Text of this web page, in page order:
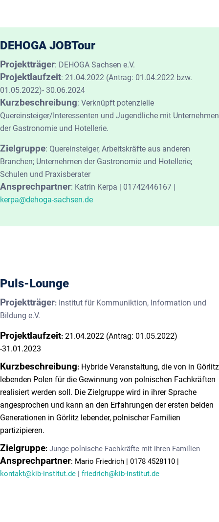
DEHOGA JOBTour
Projektträger: DEHOGA Sachsen e.V.
Projektlaufzeit: 21.04.2022 (Antrag: 01.04.2022 bzw.
01.05.2022)- 30.06.2024
Kurzbeschreibung: Verknüpft potenzielle
Quereinsteiger/Interessenten und Jugendliche mit Unternehmen
der Gastronomie und Hotellerie.
Zielgruppe: Quereinsteiger, Arbeitskräfte aus anderen
Branchen; Unternehmen der Gastronomie und Hotellerie;
Schulen und Praxisberater
Ansprechpartner: Katrin Kerpa | 01742446167 |
kerpa@dehoga-sachsen.de
Puls-Lounge
Projektträger: Institut für Kommuniktion, Information und
Bildung e.V.
Projektlaufzeit: 21.04.2022 (Antrag: 01.05.2022)
-31.01.2023
Kurzbeschreibung: Hybride Veranstaltung, die von in Görlitz
lebenden Polen für die Gewinnung von polnischen Fachkräften
realisiert werden soll. Die Zielgruppe wird in ihrer Sprache
angesprochen und kann an den Erfahrungen der ersten beiden
Generationen in Görlitz lebender, polnischer Familien
partizipieren.
Zielgruppe: Junge polnische Fachkräfte mit ihren Familien
Ansprechpartner: Mario Friedrich | 0178 4528110 |
kontakt@kib-institut.de | friedrich@kib-institut.de